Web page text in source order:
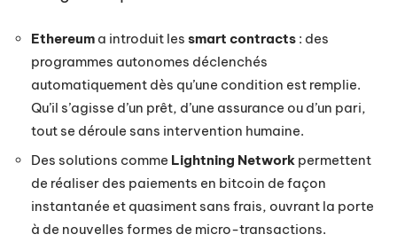
Ethereum a introduit les smart contracts : des
programmes autonomes déclenchés
automatiquement dès qu’une condition est remplie.
Qu’il s’agisse d’un prêt, d’une assurance ou d’un pari,
tout se déroule sans intervention humaine.
Des solutions comme Lightning Network permettent
de réaliser des paiements en bitcoin de façon
instantanée et quasiment sans frais, ouvrant la porte
à de nouvelles formes de micro-transactions.